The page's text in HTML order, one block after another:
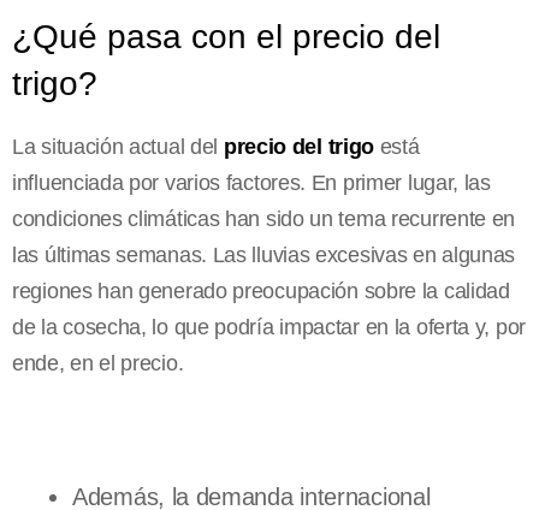
¿Qué pasa con el precio del
trigo?
La situación actual del precio del trigo está
influenciada por varios factores. En primer lugar, las
condiciones climáticas han sido un tema recurrente en
las últimas semanas. Las lluvias excesivas en algunas
regiones han generado preocupación sobre la calidad
de la cosecha, lo que podría impactar en la oferta y, por
ende, en el precio.
Además, la demanda internacional